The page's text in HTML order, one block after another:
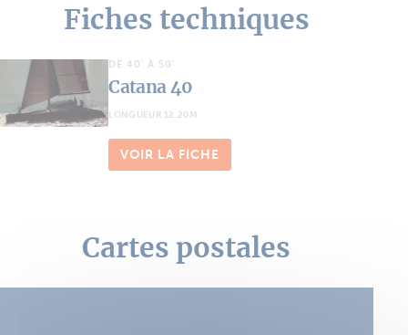
Fiches techniques
DE 40' À 50'
Catana 40
LONGUEUR 12.20M
VOIR LA FICHE
Cartes postales